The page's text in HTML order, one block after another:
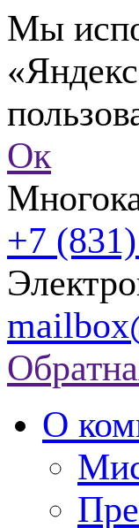
Мы
Ок
+7
О